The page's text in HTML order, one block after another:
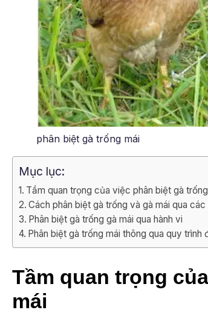
phân biệt gà trống mái
Mục lục:
Tầm quan trọng của việc phân biệt gà
Cách phân biệt gà trống và gà mái qua
Phân biệt gà trống gà mái qua hành vi
Phân biệt gà trống mái thông qua quy trình
Tầm quan trọng
mái